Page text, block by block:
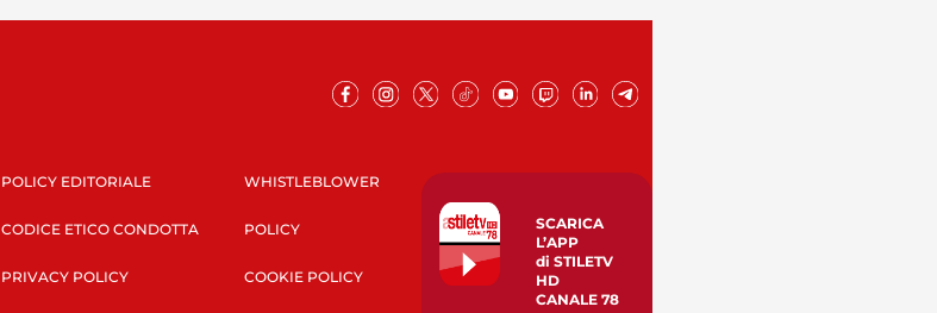
POLICY EDITORIALE
CODICE ETICO CONDOTTA
PRIVACY POLICY
WHISTLEBLOWER
POLICY
COOKIE POLICY
SCARICA
L’APP
di STILETV
HD
CANALE 78